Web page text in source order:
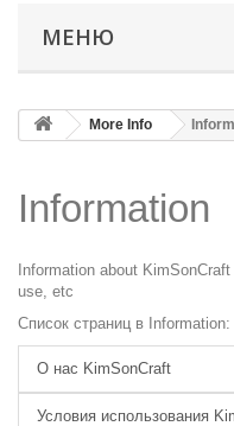
МЕНЮ
More Info
Information
Information about
use, etc
Список страниц в Information:
О нас KimSonCraft
Условия использования